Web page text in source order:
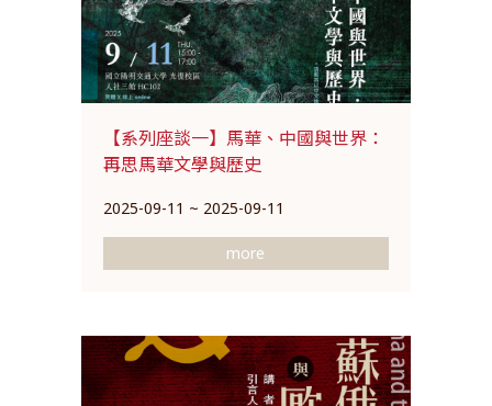
【系列座談一】馬華、中國與世界：
再思馬華文學與歷史
2025-09-11 ~ 2025-09-11
more